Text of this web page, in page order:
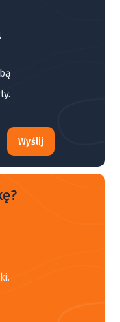
Wyślij